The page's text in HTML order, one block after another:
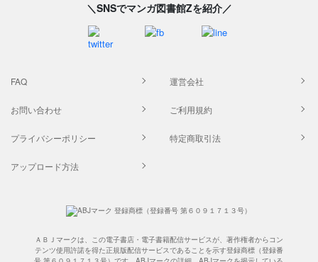
＼SNSでマンガ図書館Zを紹介／
FAQ 運営会社
お問い合わせ ご利用規約
プライバシーポリシー 特定商取引法
アップロード方法
ＡＢＪマークは、この電子書店・電子書籍配信サービスが、著作権者からコン
テンツ使用許諾を得た正規版配信サービスであることを示す登録商標（登録番